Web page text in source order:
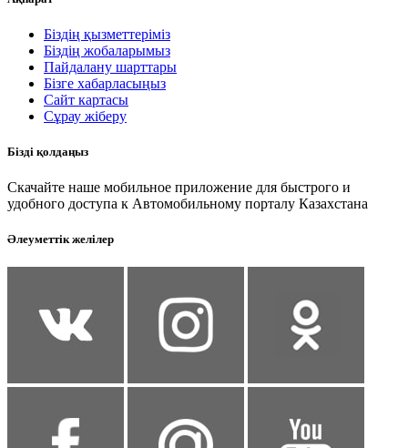
Біздің қызметтеріміз
Біздің жобаларымыз
Пайдалану шарттары
Бізге хабарласыңыз
Сайт картасы
Сұрау жіберу
Бізді қолдаңыз
Скачайте наше мобильное приложение для быстрого и
удобного доступа к Автомобильному порталу Казахстана
Әлеуметтік желілер